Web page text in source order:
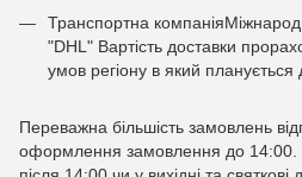
Транспортна
"DHL" Вартість доставки
умов регіону в який планується
Переважна більшість замовлень
оформлення замовлення до 14:00.